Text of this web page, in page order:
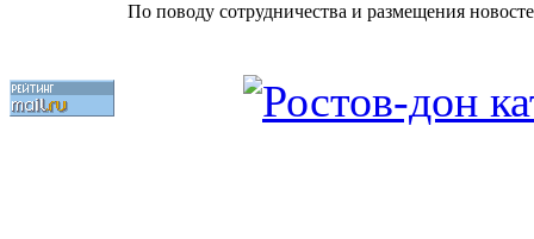
По поводу сотрудничества и размещения